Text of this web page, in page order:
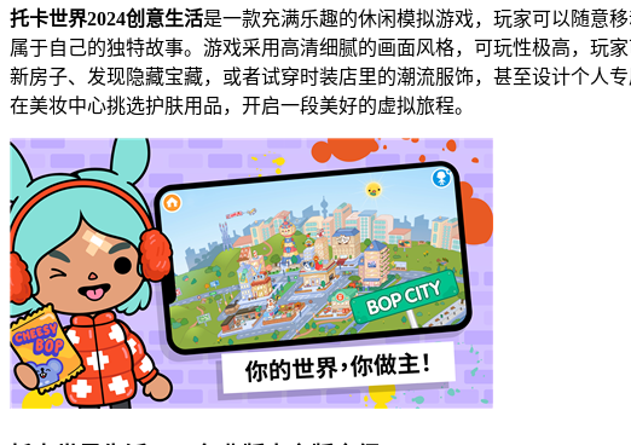
托卡世界2024创意生活是一款充满乐趣的休闲模拟游戏，玩家可以随意
属于自己的独特故事。游戏采用高清细腻的画面风格，可玩性极高，玩
新房子、发现隐藏宝藏，或者试穿时装店里的潮流服饰，甚至设计个
在美妆中心挑选护肤用品，开启一段美好的虚拟旅程。